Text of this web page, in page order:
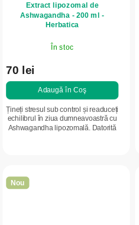
Extract lipozomal de
Ashwagandha - 200 ml -
Herbatica
În stoc
70 lei
Adaugă în Coş
Țineți stresul sub control și readuceți
echilibrul în ziua dumneavoastră cu
Ashwagandha lipozomală. Datorită
Nou